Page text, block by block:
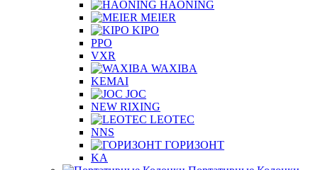
HAONING
MEIER
KIPO
PPO
VXR
WAXIBA
KEMAI
JOC
NEW RIXING
LEOTEC
NNS
ГОРИЗОНТ
KA